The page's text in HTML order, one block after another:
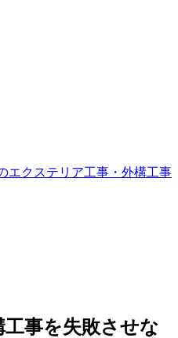
事を失敗させな